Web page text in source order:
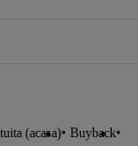
(acasa) Buyback